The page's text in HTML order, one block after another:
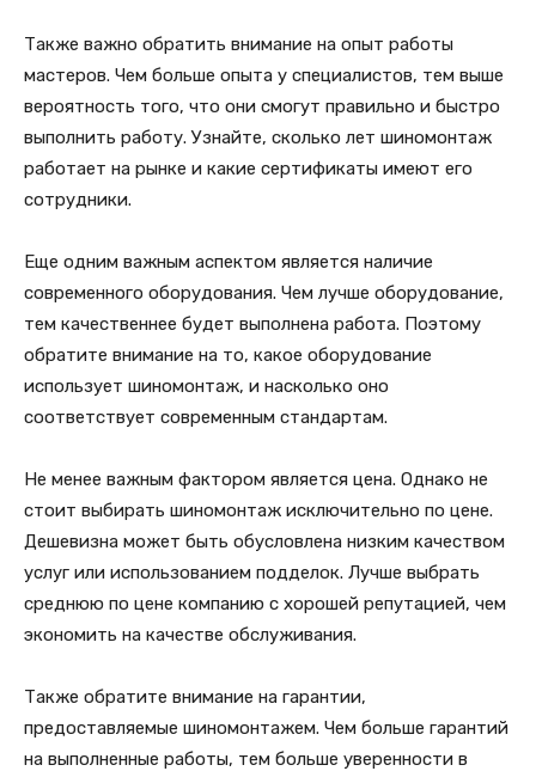
Также важно обратить внимание на опыт работы
мастеров. Чем больше опыта у специалистов, тем выше
вероятность того, что они смогут правильно и быстро
выполнить работу. Узнайте, сколько лет шиномонтаж
работает на рынке и какие сертификаты имеют его
сотрудники.
Еще одним важным аспектом является наличие
современного оборудования. Чем лучше оборудование,
тем качественнее будет выполнена работа. Поэтому
обратите внимание на то, какое оборудование
использует шиномонтаж, и насколько оно
соответствует современным стандартам.
Не менее важным фактором является цена. Однако не
стоит выбирать шиномонтаж исключительно по цене.
Дешевизна может быть обусловлена низким качеством
услуг или использованием подделок. Лучше выбрать
среднюю по цене компанию с хорошей репутацией, чем
экономить на качестве обслуживания.
Также обратите внимание на гарантии,
предоставляемые шиномонтажем. Чем больше гарантий
на выполненные работы, тем больше уверенности в